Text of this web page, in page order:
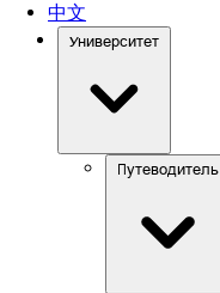
中文
Университет
Путеводитель